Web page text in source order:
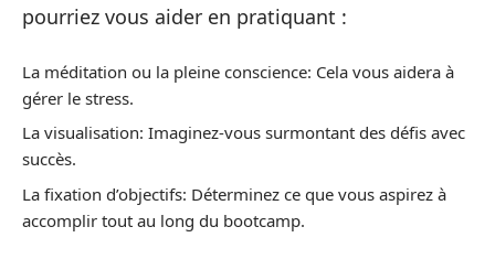
pourriez vous aider en pratiquant :
La méditation ou la pleine conscience: Cela vous aidera à
gérer le stress.
La visualisation: Imaginez-vous surmontant des défis avec
succès.
La fixation d’objectifs: Déterminez ce que vous aspirez à
accomplir tout au long du bootcamp.